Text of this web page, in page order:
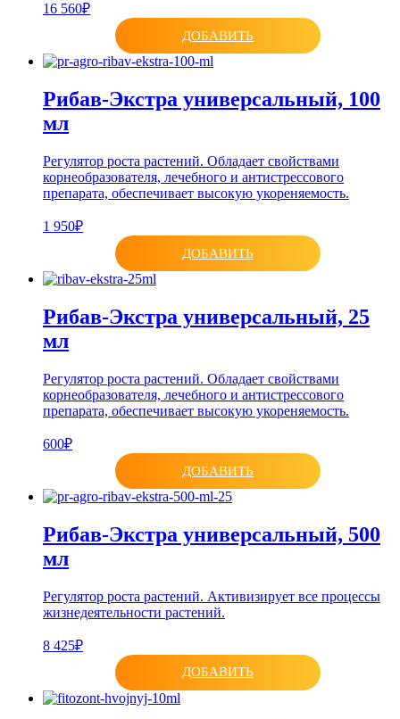
16 560₽
ДОБАВИТЬ
Рибав-Экстра универсальный, 100
мл
Регулятор роста растений. Обладает свойствами
корнеобразователя, лечебного и антистрессового
препарата, обеспечивает высокую укореняемость.
1 950₽
ДОБАВИТЬ
Рибав-Экстра универсальный, 25
мл
Регулятор роста растений. Обладает свойствами
корнеобразователя, лечебного и антистрессового
препарата, обеспечивает высокую укореняемость.
600₽
ДОБАВИТЬ
Рибав-Экстра универсальный, 500
мл
Регулятор роста растений. Активизирует все процессы
жизнедеятельности растений.
8 425₽
ДОБАВИТЬ